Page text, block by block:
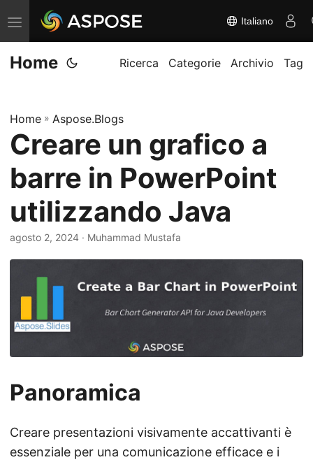
A
t
t
a
/
i
a
t
t
a
a
i
a
z
Italiano
Home Ricerca Categorie Archivio Tag
Home » Aspose.Blogs
Creare un grafico a
barre in PowerPoint
utilizzando Java
agosto 2, 2024 · Muhammad Mustafa
Panoramica
Creare presentazioni visivamente accattivanti è
essenziale per una comunicazione efficace e i